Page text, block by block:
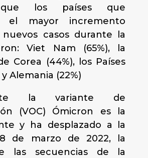
que los países que
el mayor incremento
casos durante la
Viet Nam (65%), la
Corea (44%), los Países
y Alemania (22%)
la variante de
(VOC) Ómicron es la
y ha desplazado a la
de marzo de 2022, la
las secuencias de la